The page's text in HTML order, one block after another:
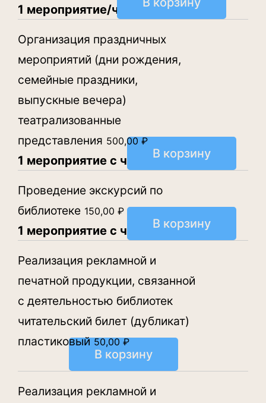
1 мероприятие/час
Организация праздничных
мероприятий (дни рождения,
семейные праздники,
выпускные вечера)
театрализованные
представления 500,00₽
1 мероприятие с чел. В корзину
Проведение экскурсий по
библиотеке 150,00₽
1 мероприятие с чел. В корзину
Реализация рекламной и
печатной продукции, связанной
с деятельностью библиотек
читательский билет (дубликат)
пластиковый 50,00₽
В корзину
Реализация рекламной и